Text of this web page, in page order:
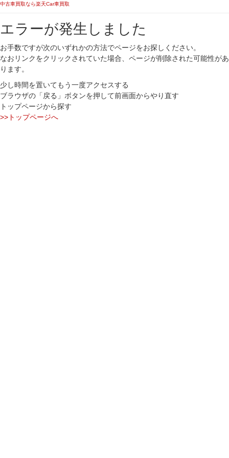
中古車買取なら楽天Car車買取
エラーが発生しました
お手数ですが次のいずれかの方法でページをお探しください。
なおリンクをクリックされていた場合、ページが削除された可能性があ
ります。
少し時間を置いてもう一度アクセスする
ブラウザの「戻る」ボタンを押して前画面からやり直す
トップページから探す
>>トップページへ